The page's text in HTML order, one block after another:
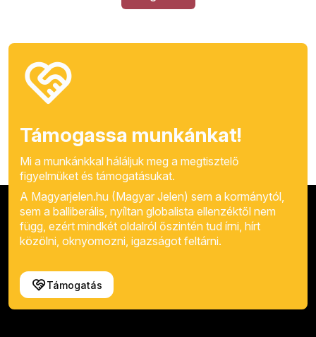
Támogassa munkánkat!
Mi a munkánkkal háláljuk meg a megtisztelő
figyelmüket és támogatásukat.
A Magyarjelen.hu (Magyar Jelen) sem a kormánytól,
sem a balliberális, nyíltan globalista ellenzéktől nem
függ, ezért mindkét oldalról őszintén tud írni, hírt
közölni, oknyomozni, igazságot feltárni.
Támogatás